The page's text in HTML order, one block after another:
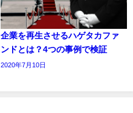
企業を再生させるハゲタカファ
ンドとは？4つの事例で検証
2020年7月10日